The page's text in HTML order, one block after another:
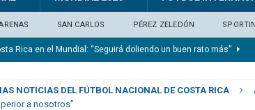
SAN CARLOS PÉREZ ZELEDÓN
Rica en el Mundial: “Seguirá doliendo un buen rato más”
NOTICIAS DEL FÚTBOL NACIONAL DE COSTA RICA
a nosotros”